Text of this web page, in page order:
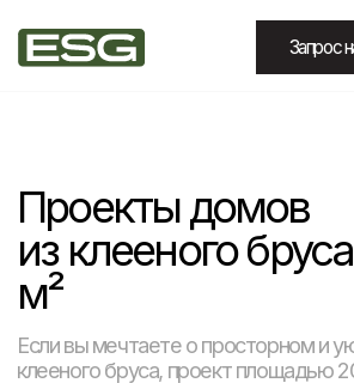
Если вы мечтаете о просторном и уютном доме из
клееного бруса, проект площадью 200, 250 или 300
м² от строительной компании ESG — идеальный
выбор. Мы поможем реализовать любые идеи и
комфортно жить. Адаптируемся под ваши
потребности — будь то дом с террасой, гаражом
или просторной мансардой.